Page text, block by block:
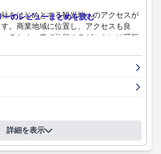
をはじめとする観光地へのアクセスが
。商業地域に位置し、アクセスも良
るため、車で旅行するゲストには理想
やや距離があり、近くにレストランや
手段が必要となります。それにもかか
かな町の雰囲気を高く評価していま
食の両方に対応した、美味しくバラエ
で高く評価されています。質と量は満
な準備と行き届いたスタッフが、ポジ
ています。朝食会場の雰囲気や感染症
させています。
ーのレビューまとめを読む
詳細を表示